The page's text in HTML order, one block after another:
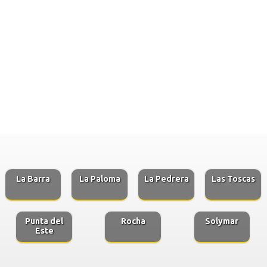
La Barra La Paloma La Pedrera Las Toscas
Punta del
Este
Rocha Solymar